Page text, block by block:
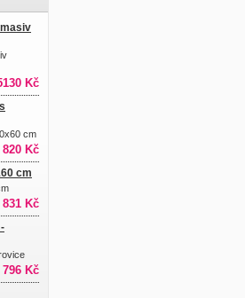
Kč
cm
820 Kč
cm
831 Kč
796 Kč